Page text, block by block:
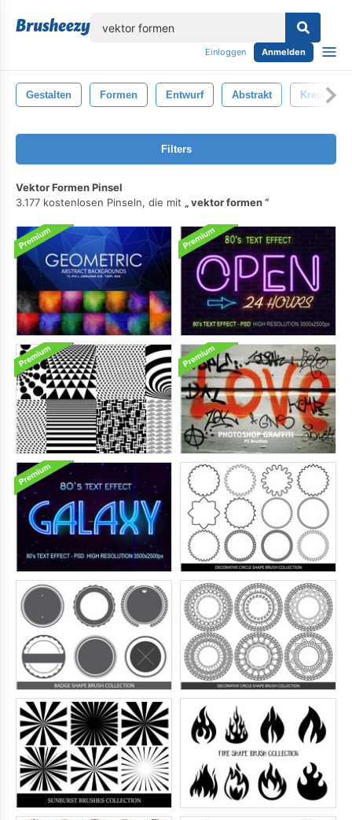
Einloggen Anmelden
Gestalten Formen Entwurf Abstrakt Kreis
Filters
Vektor Formen Pinsel
3.177 kostenlosen Pinseln, die mit
vektor formen